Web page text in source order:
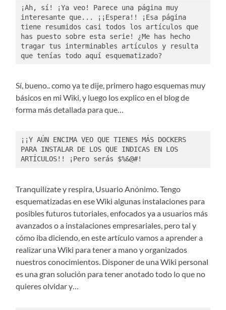
¡Ah, sí! ¡Ya veo! Parece una página muy
interesante que... ¡¡Espera!! ¡Esa página
tiene resumidos casi todos los artículos que
has puesto sobre esta serie! ¿Me has hecho
tragar tus interminables artículos y resulta
que tenías todo aquí esquematizado?
Sí, bueno.. como ya te dije, primero hago esquemas muy
básicos en mi Wiki, y luego los explico en el blog de
forma más detallada para que…
¡¡Y AÚN ENCIMA VEO QUE TIENES MÁS DOCKERS
PARA INSTALAR DE LOS QUE INDICAS EN LOS
ARTÍCULOS!! ¡Pero serás $%&@#!
Tranquilízate y respira, Usuario Anónimo. Tengo
esquematizadas en ese Wiki algunas instalaciones para
posibles futuros tutoriales, enfocados ya a usuarios más
avanzados o a instalaciones empresariales, pero tal y
cómo iba diciendo, en este artículo vamos a aprender a
realizar una Wiki para tener a mano y organizados
nuestros conocimientos. Disponer de una Wiki personal
es una gran solución para tener anotado todo lo que no
quieres olvidar y…